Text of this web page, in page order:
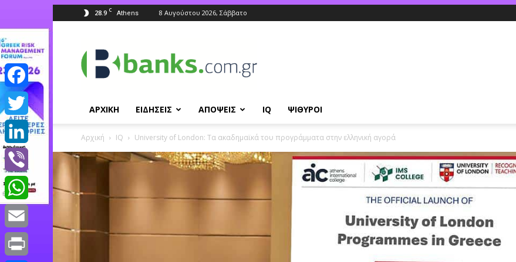
28.9 C Athens 8 Αυγούστου 2026, Σάββατο
ΑΡΧΙΚΗ ΕΙΔΗΣΕΙΣ ΑΠΟΨΕΙΣ IQ ΨΙΘΥΡΟΙ
Αρχική IQ University of London: Τα ακαδημαϊκά του προγράμματα στην ελληνική αγορά
Facebook
Twitter
LinkedIn
Viber
WhatsApp
Email